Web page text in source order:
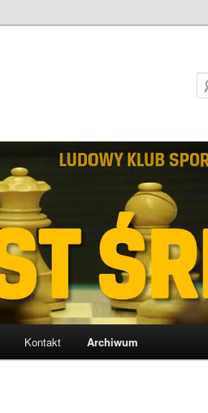
Kontakt Archiwum